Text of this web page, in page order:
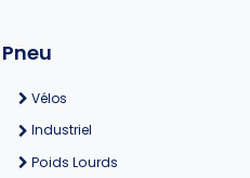
Pneu
Vélos
Industriel
Poids Lourds